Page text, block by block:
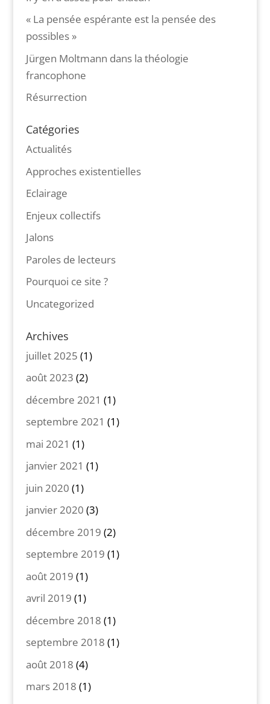
« La pensée espérante est la pensée des
possibles »
Jürgen Moltmann dans la théologie
francophone
Résurrection
Catégories
Actualités
Approches existentielles
Eclairage
Enjeux collectifs
Jalons
Paroles de lecteurs
Pourquoi ce site ?
Uncategorized
Archives
juillet 2025 (1)
août 2023 (2)
décembre 2021 (1)
septembre 2021 (1)
mai 2021 (1)
janvier 2021 (1)
juin 2020 (1)
janvier 2020 (3)
décembre 2019 (2)
septembre 2019 (1)
août 2019 (1)
avril 2019 (1)
décembre 2018 (1)
septembre 2018 (1)
août 2018 (4)
mars 2018 (1)